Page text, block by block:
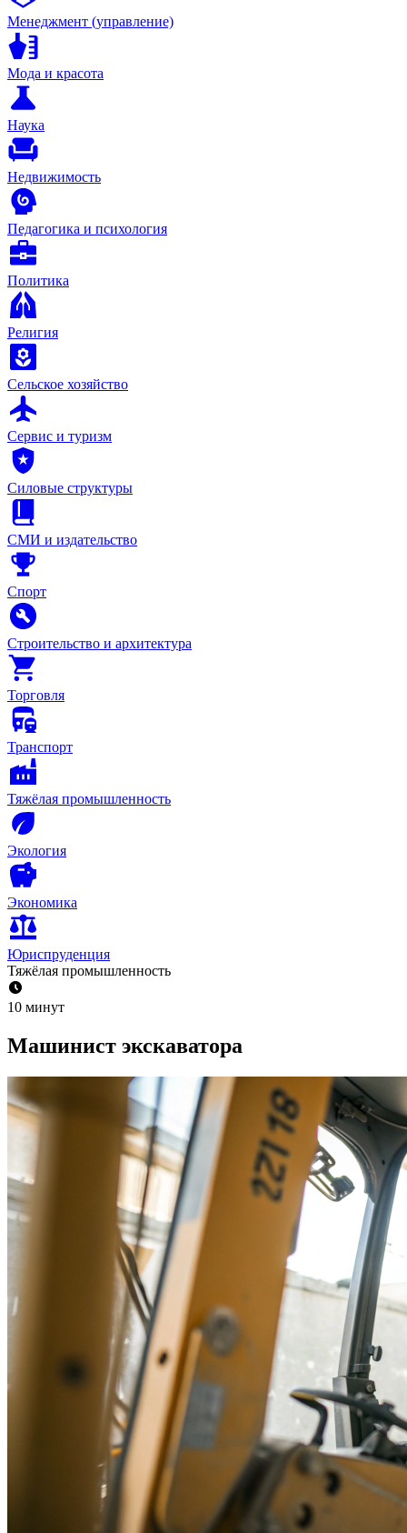
Менеджмент (управление)
Мода и красота
Наука
Недвижимость
Педагогика и психология
Политика
Религия
Сельское хозяйство
Сервис и туризм
Силовые структуры
СМИ и издательство
Спорт
Строительство и архитектура
Торговля
Транспорт
Тяжёлая промышленность
Экология
Экономика
Юриспруденция
Тяжёлая промышленность
10 минут
Машинист экскаватора